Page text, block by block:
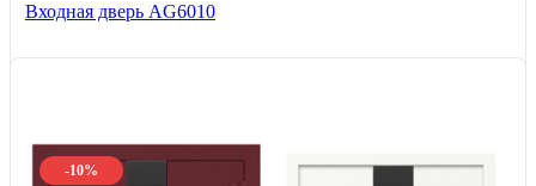
Входная дверь AG6010
-10%